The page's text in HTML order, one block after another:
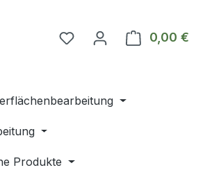
Du hast 0 Produkte auf
0,00 €
Produkte